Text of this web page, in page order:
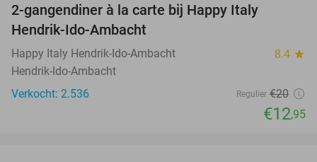
2-gangendiner à la carte bij Happy Italy
Hendrik-Ido-Ambacht
Happy Italy Hendrik-Ido-Ambacht 8.4 star
Hendrik-Ido-Ambacht
Verkocht: 2.536
Regulier €20
€12,95